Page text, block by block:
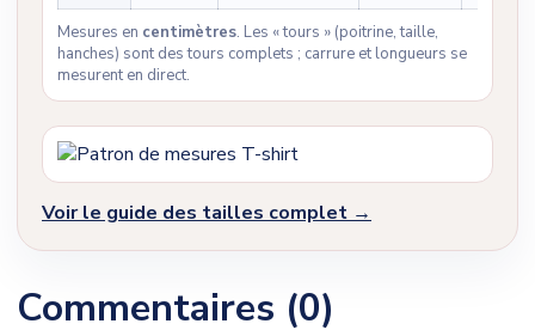
Mesures en centimètres. Les « tours » (poitrine, taille,
hanches) sont des tours complets ; carrure et longueurs se
mesurent en direct.
Voir le guide des tailles complet →
Commentaires (0)